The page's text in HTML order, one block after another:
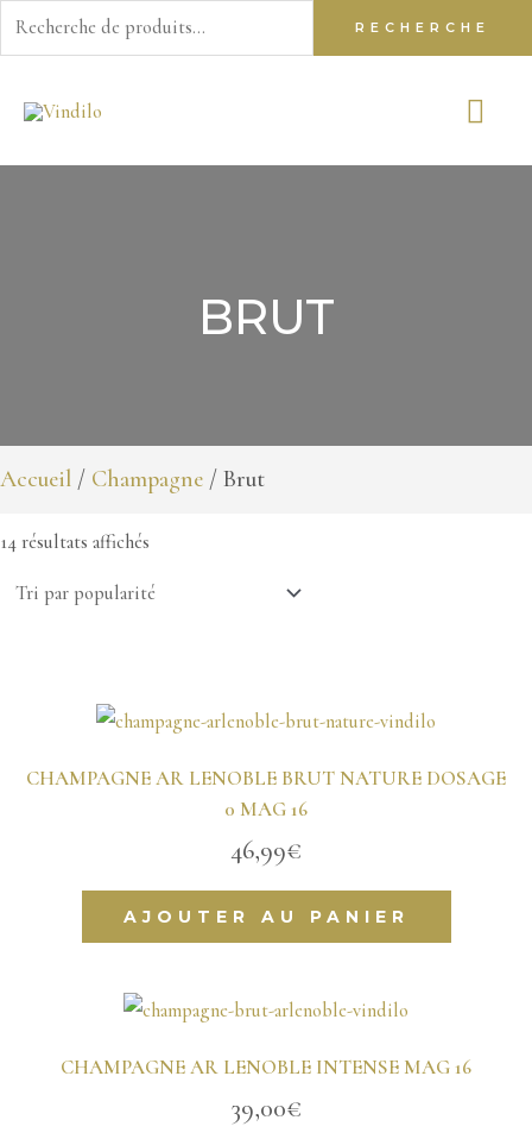
Recherche
pour :
RECHERCHE
BRUT
Accueil / Champagne / Brut
14 résultats affichés
CHAMPAGNE AR LENOBLE BRUT NATURE DOSAGE
0 MAG 16
46,99€
AJOUTER AU PANIER
CHAMPAGNE AR LENOBLE INTENSE MAG 16
39,00€